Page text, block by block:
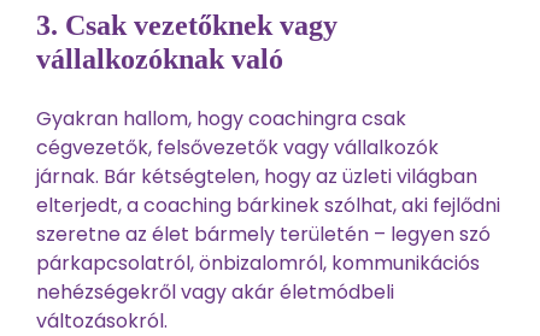
3. Csak vezetőknek vagy
vállalkozóknak való
Gyakran hallom, hogy coachingra csak
cégvezetők, felsővezetők vagy vállalkozók
járnak. Bár kétségtelen, hogy az üzleti világban
elterjedt, a coaching bárkinek szólhat, aki fejlődni
szeretne az élet bármely területén – legyen szó
párkapcsolatról, önbizalomról, kommunikációs
nehézségekről vagy akár életmódbeli
változásokról.